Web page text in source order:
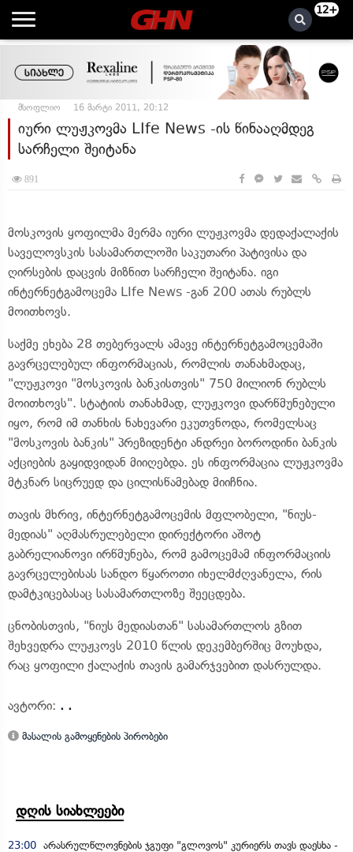
12+
მსოფლიო 16 მარტი 2011, 20:12
იური ლუჟკოვმა LIfe News -ის წინააღმდეგ
სარჩელი შეიტანა
891
მოსკოვის ყოფილმა მერმა იური ლუჟკოვმა დედაქალაქის
საველოვსკის სასამართლოში საკუთარი პატივისა და
ღირსების დაცვის მიზნით სარჩელი შეიტანა. იგი
ინტერნეტგამოცემა LIfe News -გან 200 ათას რუბლს
მოითხოვს.
საქმე ეხება 28 თებერვალს ამავე ინტერნეტგამოცემაში
გავრცელებულ ინფორმაციას, რომლის თანახმადაც,
"ლუჟკოვი "მოსკოვის ბანკისთვის" 750 მილიონ რუბლს
მოითხოვს". სტატიის თანახმად, ლუჟკოვი დარწმუნებული
იყო, რომ იმ თანხის ნახევარი ეკუთვნოდა, რომელსაც
"მოსკოვის ბანკის" პრეზიდენტი ანდრეი ბოროდინი ბანკის
აქციების გაყიდვიდან მიიღებდა. ეს ინფორმაცია ლუჟკოვმა
მტკნარ სიცრუედ და ცილისწამებად მიიჩნია.
თავის მხრივ, ინტერნეტგამოცემის მფლობელი, "ნიუს-
მედიას" აღმასრულებელი დირექტორი აშოტ
გაბრელიანოვი ირწმუნება, რომ გამოცემამ ინფორმაციის
გავრცელებისას სანდო წყაროთი იხელმძღვანელა, რის
დამტკიცებასაც სასამართლოზე შეეცდება.
ცნობისთვის, "ნიუს მედიასთან" სასამართლოს გზით
შეხვედრა ლუჟკოვს 2010 წლის დეკემბერშიც მოუხდა,
რაც ყოფილი ქალაქის თავის გამარჯვებით დასრულდა.
ავტორი: . .
მასალის გამოყენების პირობები
დღის სიახლეები
23:00 არასრულწლოვნების ჯგუფი "გლოვოს" კურიერს თავს დაესხა -